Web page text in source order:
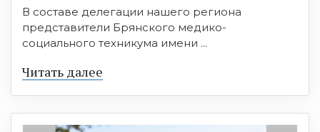
В составе делегации нашего региона
представители Брянского медико-
социального техникума имени ...
Читать далее